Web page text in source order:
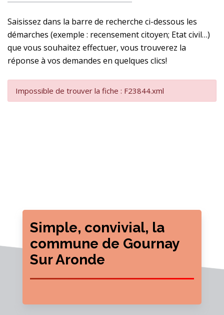
Saisissez dans la barre de recherche ci-dessous les
démarches (exemple : recensement citoyen; Etat civil…)
que vous souhaitez effectuer, vous trouverez la
réponse à vos demandes en quelques clics!
Impossible de trouver la fiche : F23844.xml
Simple, convivial, la
commune de Gournay
Sur Aronde